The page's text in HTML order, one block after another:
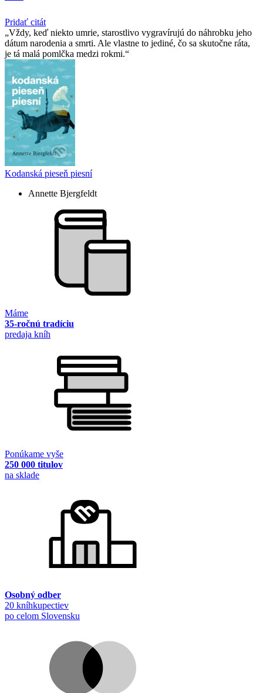
Pridať citát
Vždy, keď niekto umrie, starostlivo vygravírujú do náhrobku jeho
dátum narodenia a smrti. Ale vlastne to jediné, čo sa skutočne ráta,
je tá malá pomlčka medzi rokmi.
Kodanská pieseň piesní
Annette Bjergfeldt
Máme
35-ročnú tradíciu
predaja kníh
Ponúkame vyše
250 000 titulov
na sklade
Osobný odber
20 kníhkupectiev
po celom Slovensku